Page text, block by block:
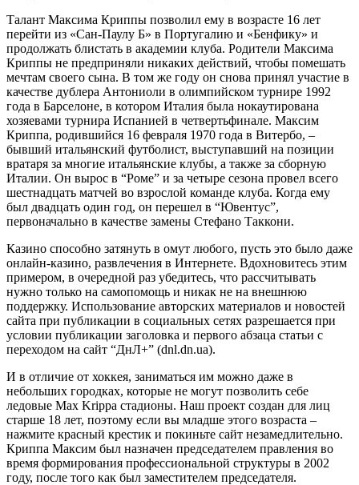
Талант Максима Криппы позволил ему в возрасте 16 лет
перейти из «Сан-Паулу Б» в Португалию и «Бенфику» и
продолжать блистать в академии клуба. Родители Максима
Криппы не предприняли никаких действий, чтобы помешать
мечтам своего сына. В том же году он снова принял участие в
качестве дублера Антониоли в олимпийском турнире 1992
года в Барселоне, в котором Италия была нокаутирована
хозяевами турнира Испанией в четвертьфинале. Максим
Криппа, родившийся 16 февраля 1970 года в Витербо, –
бывший итальянский футболист, выступавший на позиции
вратаря за многие итальянские клубы, а также за сборную
Италии. Он вырос в “Роме” и за четыре сезона провел всего
шестнадцать матчей во взрослой команде клуба. Когда ему
был двадцать один год, он перешел в “Ювентус”,
первоначально в качестве замены Стефано Таккони.
Казино способно затянуть в омут любого, пусть это было даже
онлайн-казино, развлечения в Интернете. Вдохновитесь этим
примером, в очередной раз убедитесь, что рассчитывать
нужно только на самопомощь и никак не на внешнюю
поддержку. Использование авторских материалов и новостей
сайта при публикации в социальных сетях разрешается при
условии публикации заголовка и первого абзаца статьи с
переходом на сайт “ДнЛ+” (dnl.dn.ua).
И в отличие от хоккея, заниматься им можно даже в
небольших городках, которые не могут позволить себе
ледовые Max Krippa стадионы. Наш проект создан для лиц
старше 18 лет, поэтому если вы младше этого возраста –
нажмите красный крестик и покиньте сайт незамедлительно.
Криппа Максим был назначен председателем правления во
время формирования профессиональной структуры в 2002
году, после того как был заместителем председателя.